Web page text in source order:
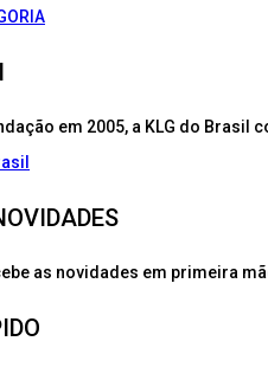
em 2005, a KLG do
as novidades em primeira